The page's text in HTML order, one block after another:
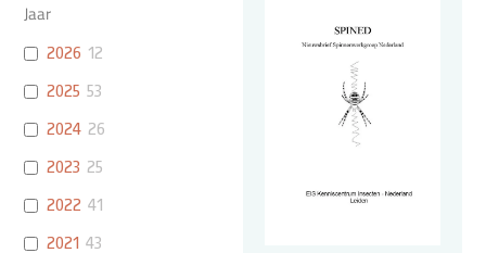
Jaar
2026 12
2025 53
2024 26
2023 25
2022 41
2021 43